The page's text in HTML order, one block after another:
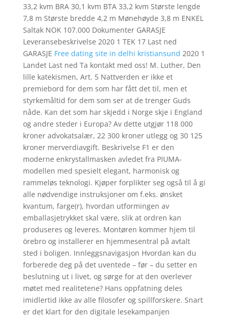
33,2 kvm BRA 30,1 kvm BTA 33,2 kvm Største lengde
7,8 m Største bredde 4,2 m Mønehøyde 3,8 m ENKEL
Saltak NOK 107.000 Dokumenter GARASJE
Leveransebeskrivelse 2020 1 TEK 17 Last ned
GARASJE Free dating site in delhi kristiansund 2020 1
Landet Last ned Ta kontakt med oss! M. Luther, Den
lille katekismen, Art. 5 Nattverden er ikke et
premiebord for dem som har fått det til, men et
styrkemåltid for dem som ser at de trenger Guds
nåde. Kan det som har skjedd i Norge skje i England
og andre steder i Europa? Av dette utgjør 118 000
kroner advokatsalær, 22 300 kroner utlegg og 30 125
kroner merverdiavgift. Beskrivelse F1 er den
moderne enkrystallmasken avledet fra PIUMA-
modellen med spesielt elegant, harmonisk og
rammeløs teknologi. Kjøper forplikter seg også til å gi
alle nødvendige instruksjoner om f.eks. ønsket
kvantum, farge(r), hvordan utformingen av
emballasjetrykket skal være, slik at ordren kan
produseres og leveres. Montøren kommer hjem til
örebro og installerer en hjemmesentral på avtalt
sted i boligen. Innleggsnavigasjon Hvordan kan du
forberede deg på det uventede – før – du setter en
beslutning ut i livet, og sørge for at den overlever
møtet med realitetene? Hans oppfatning deles
imidlertid ikke av alle filosofer og spillforskere. Snart
er det klart for den digitale lesekampanjen